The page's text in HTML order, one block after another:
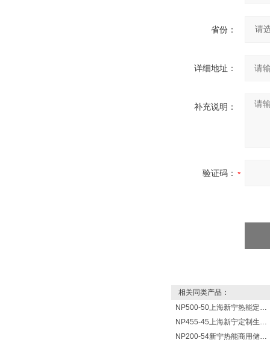
省份：
详细地址：
补充说明：
验证码：
相关同类产品：
NP500-50上海新宁热能定制各式不锈钢水箱容器
NP455-45上海新宁定制生产各式不锈钢容器
NP200-54新宁热能商用储水式电热水器V=200升N=54千瓦